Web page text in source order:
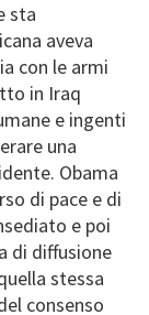
sta
aveva
con le armi
in Iraq
e ingenti
una
Obama
di pace e di
e poi
di diffusione
stessa
consenso